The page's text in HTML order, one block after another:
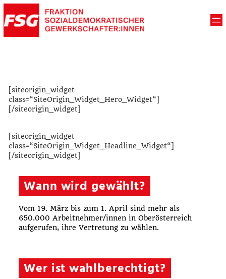
[siteorigin_widget
class=“SiteOrigin_Widget_Hero_Widget“]
[/siteorigin_widget]
[siteorigin_widget
class=“SiteOrigin_Widget_Headline_Widget“]
[/siteorigin_widget]
Wann wird gewählt?
Vom 19. März bis zum 1. April sind mehr als
650.000 Arbeitnehmer/innen in Oberösterreich
aufgerufen, ihre Vertretung zu wählen.
Wer ist wahlberechtigt?